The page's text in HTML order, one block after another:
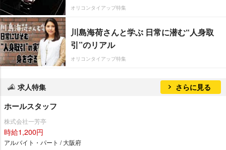
オリコンタイアップ特集
川島海荷さんと学ぶ 日常に潜む“人身取
引”のリアル
オリコンタイアップ特集
求人特集 さらに見る
ホールスタッフ
株式会社一芳亭
時給1,200円
アルバイト・パート / 大阪府